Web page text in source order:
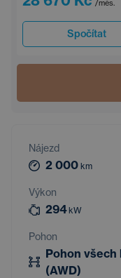
/měs.
Spočítat
Nájezd
2 000 km
Výkon
294 kW
Pohon
Pohon všech
(AWD)